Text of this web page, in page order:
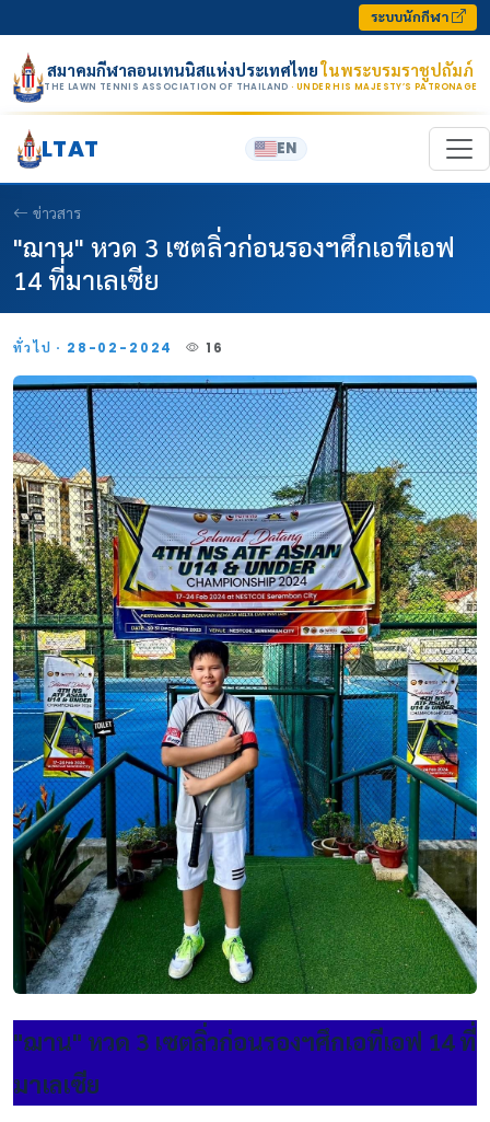
ระบบนักกีฬา
สมาคมกีฬาลอนเทนนิสแห่งประเทศไทยในพระบรมราชูปถัมภ์
THE LAWN TENNIS ASSOCIATION OF THAILAND · UNDER HIS MAJESTY’S PATRONAGE
LTAT EN
ข่าวสาร
"ฌาน" หวด 3 เซตลิ่วก่อนรองฯศึกเอทีเอฟ
14 ที่มาเลเซีย
ทั่วไป · 28-02-2024 16
"ฌาน" หวด 3 เซตลิ่วก่อนรองฯศึกเอทีเอฟ 14 ที่
มาเลเซีย